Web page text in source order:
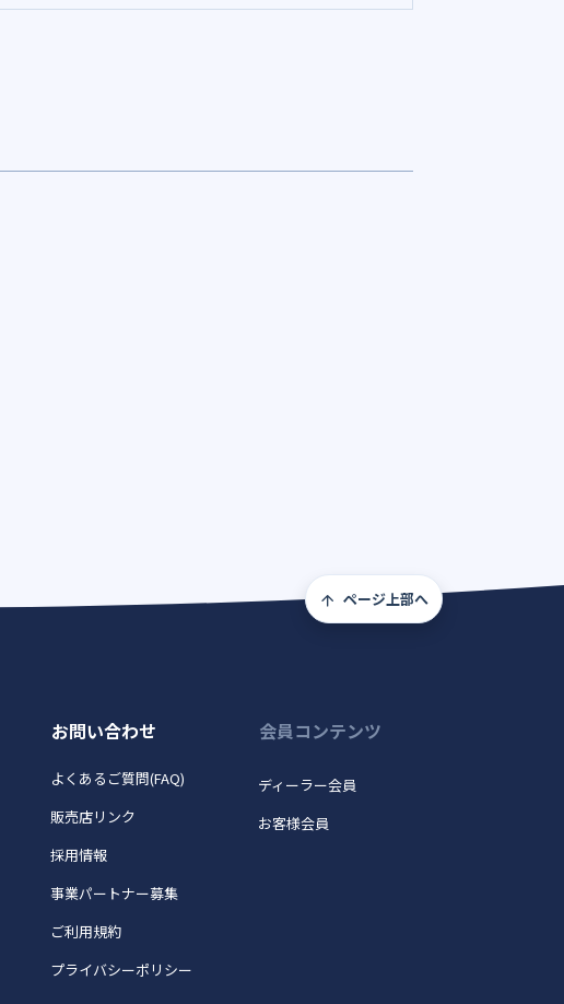
ページ上部へ
お問い合わせ
よくあるご質問(FAQ)
販売店リンク
採用情報
事業パートナー募集
ご利用規約
プライバシーポリシー
会員コンテンツ
ディーラー会員
お客様会員